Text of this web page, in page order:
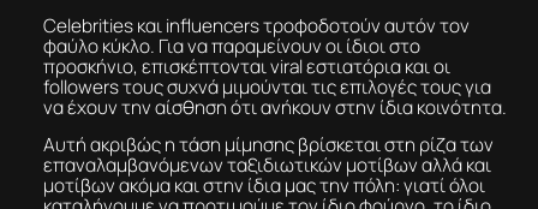
Celebrities και influencers τροφοδοτούν αυτόν τον
φαύλο κύκλο. Για να παραμείνουν οι ίδιοι στο
προσκήνιο, επισκέπτονται viral εστιατόρια και οι
followers τους συχνά μιμούνται τις επιλογές τους για
να έχουν την αίσθηση ότι ανήκουν στην ίδια κοινότητα.
Αυτή ακριβώς η τάση μίμησης βρίσκεται στη ρίζα των
επαναλαμβανόμενων ταξιδιωτικών μοτίβων αλλά και
μοτίβων ακόμα και στην ίδια μας την πόλη: γιατί όλοι